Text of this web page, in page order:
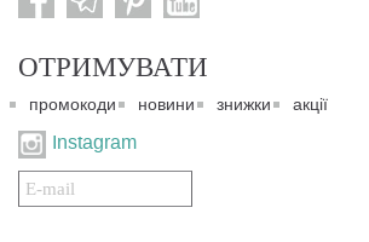
ОТРИМУВАТИ
промокоди новини знижки акції
Instagram
Подписаться
на